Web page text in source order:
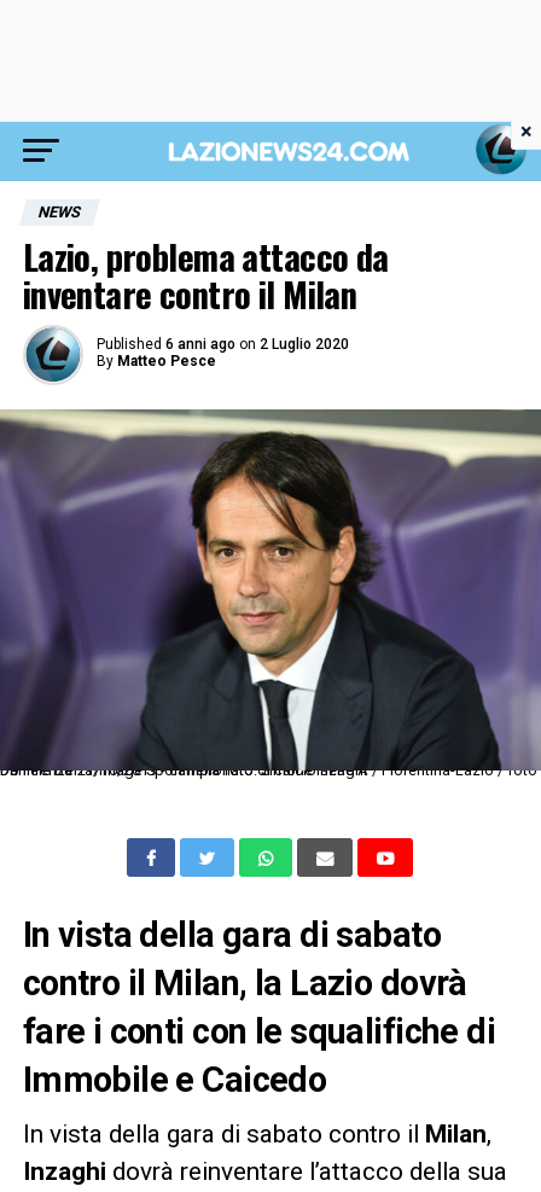
NEWS
Lazio, problema attacco da
inventare contro il Milan
Published 6 anni ago on 2 Luglio 2020
By Matteo Pesce
Db Firenze 27/10/2019 - campionato di calcio serie A / Fiorentina-Lazio / foto Daniele Buffa/Image Sport nella foto: Simone Inzaghi
In vista della gara di sabato
contro il Milan, la Lazio dovrà
fare i conti con le squalifiche di
Immobile e Caicedo
In vista della gara di sabato contro il Milan,
Inzaghi dovrà reinventare l’attacco della sua
×